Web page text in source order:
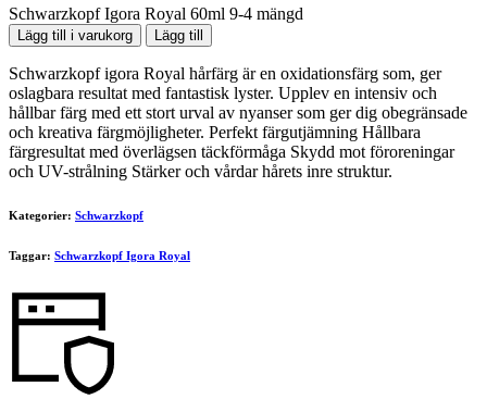
Schwarzkopf Igora Royal 60ml 9-4 mängd
Lägg till i varukorg Lägg till
Schwarzkopf igora Royal hårfärg är en oxidationsfärg som, ger
oslagbara resultat med fantastisk lyster. Upplev en intensiv och
hållbar färg med ett stort urval av nyanser som ger dig obegränsade
och kreativa färgmöjligheter. Perfekt färgutjämning Hållbara
färgresultat med överlägsen täckförmåga Skydd mot föroreningar
och UV-strålning Stärker och vårdar hårets inre struktur.
Kategorier: Schwarzkopf
Taggar: Schwarzkopf Igora Royal